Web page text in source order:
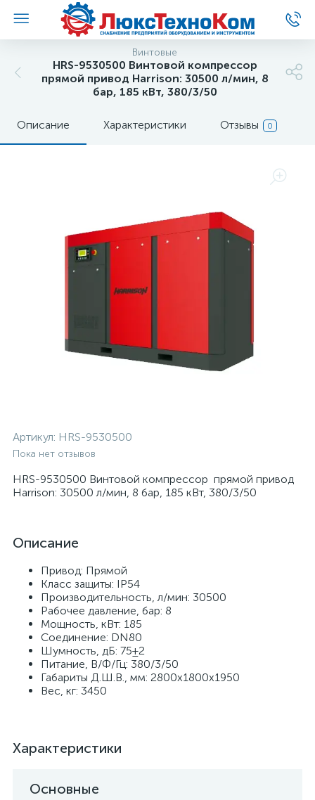
Винтовые
HRS-9530500 Винтовой компрессор
прямой привод Harrison: 30500 л/мин, 8
бар, 185 кВт, 380/3/50
Описание Характеристики Отзывы 0
Артикул: HRS-9530500
Пока нет отзывов
HRS-9530500 Винтовой компрессор прямой привод
Harrison: 30500 л/мин, 8 бар, 185 кВт, 380/3/50
Описание
Привод: Прямой
Класс защиты: IP54
Производительность, л/мин: 30500
Рабочее давление, бар: 8
Мощность, кВт: 185
Соединение: DN80
Шумность, дБ: 75±2
Питание, В/Ф/Гц: 380/3/50
Габариты Д.Ш.В., мм: 2800x1800x1950
Вес, кг: 3450
Характеристики
Основные